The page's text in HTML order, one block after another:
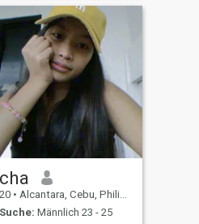
cha
20 • Alcantara, Cebu, Philippinen
Suche: Männlich 23 - 25